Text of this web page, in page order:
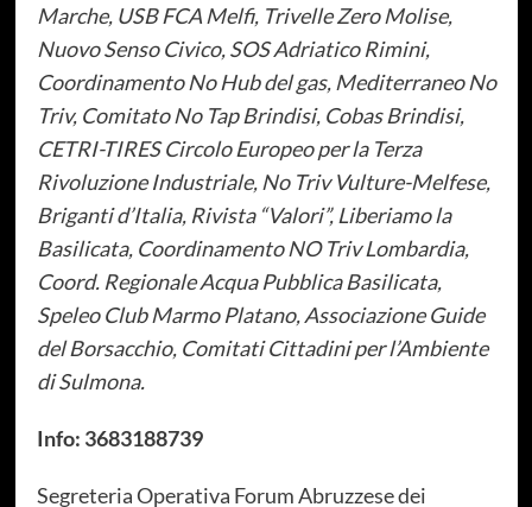
Marche, USB FCA Melfi, Trivelle Zero Molise,
Nuovo Senso Civico, SOS Adriatico Rimini,
Coordinamento No Hub del gas, Mediterraneo No
Triv, Comitato No Tap Brindisi, Cobas Brindisi,
CETRI-TIRES Circolo Europeo per la Terza
Rivoluzione Industriale, No Triv Vulture-Melfese,
Briganti d’Italia, Rivista “Valori”, Liberiamo la
Basilicata, Coordinamento NO Triv Lombardia,
Coord. Regionale Acqua Pubblica Basilicata,
Speleo Club Marmo Platano, Associazione Guide
del Borsacchio, Comitati Cittadini per l’Ambiente
di Sulmona.
Info: 3683188739
Segreteria Operativa Forum Abruzzese dei